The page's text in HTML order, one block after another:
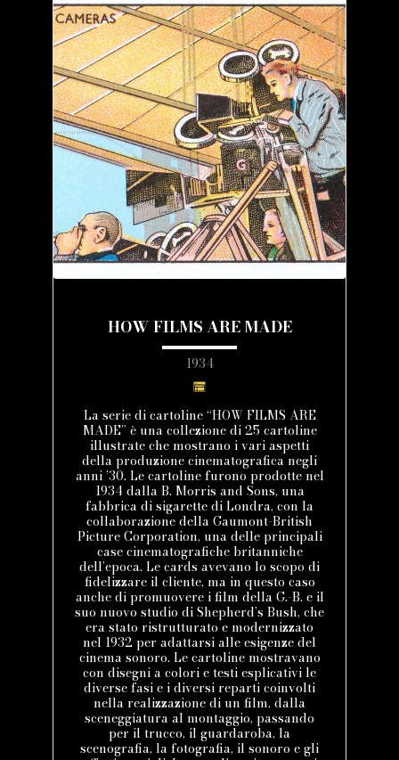
HOW FILMS ARE MADE
1934
La serie di cartoline “HOW FILMS ARE
MADE” è una collezione di 25 cartoline
illustrate che mostrano i vari aspetti
della produzione cinematografica negli
anni ’30. Le cartoline furono prodotte nel
1934 dalla B. Morris and Sons, una
fabbrica di sigarette di Londra, con la
collaborazione della Gaumont-British
Picture Corporation, una delle principali
case cinematografiche britanniche
dell’epoca. Le cards avevano lo scopo di
fidelizzare il cliente, ma in questo caso
anche di promuovere i film della G.-B. e il
suo nuovo studio di Shepherd’s Bush, che
era stato ristrutturato e modernizzato
nel 1932 per adattarsi alle esigenze del
cinema sonoro. Le cartoline mostravano
con disegni a colori e testi esplicativi le
diverse fasi e i diversi reparti coinvolti
nella realizzazione di un film, dalla
sceneggiatura al montaggio, passando
per il trucco, il guardaroba, la
scenografia, la fotografia, il sonoro e gli